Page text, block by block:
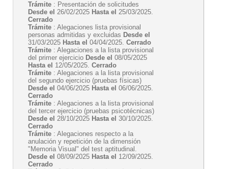
Trámite : Presentación de solicitudes
Desde el 26/02/2025 Hasta el 25/03/2025.
Cerrado
Trámite : Alegaciones lista provisional
personas admitidas y excluidas Desde el
31/03/2025 Hasta el 04/04/2025. Cerrado
Trámite : Alegaciones a la lista provisional
del primer ejercicio Desde el 08/05/2025
Hasta el 12/05/2025. Cerrado
Trámite : Alegaciones a la lista provisional
del segundo ejercicio (pruebas físicas)
Desde el 04/06/2025 Hasta el 06/06/2025.
Cerrado
Trámite : Alegaciones a la lista provisional
del tercer ejercicio (pruebas psicotécnicas)
Desde el 28/10/2025 Hasta el 30/10/2025.
Cerrado
Trámite : Alegaciones respecto a la
anulación y repetición de la dimensión
"Memoria Visual" del test aptitudinal.
Desde el 08/09/2025 Hasta el 12/09/2025.
Cerrado